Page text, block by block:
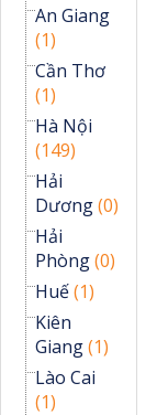
An Giang
(1)
Cần Thơ
(1)
Hà Nội
(149)
Hải
Dương(0)
Hải
Phòng(0)
Huế(1)
Kiên
Giang(1)
Lào Cai
(1)